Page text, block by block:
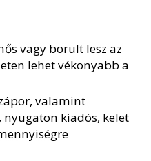
vagy borult lesz az
lehet vékonyabb a
valamint
nyugaton kiadós, kelet